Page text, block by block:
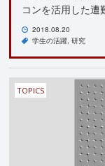
コンを活用した
2018.08.20
学生の活躍 研究
TOPICS